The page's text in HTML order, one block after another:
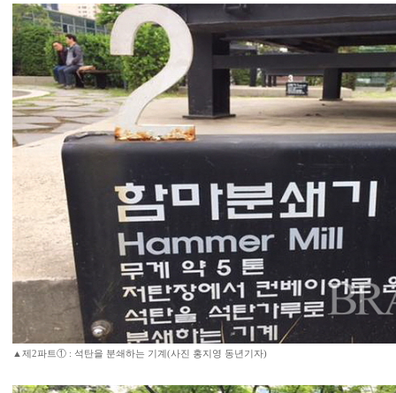
▲제2파트① : 석탄을 분쇄하는 기계(사진 홍지영 동년기자)